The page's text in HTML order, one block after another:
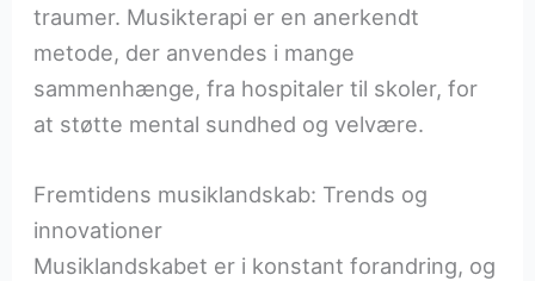
traumer. Musikterapi er en anerkendt
metode, der anvendes i mange
sammenhænge, fra hospitaler til skoler, for
at støtte mental sundhed og velvære.
Fremtidens musiklandskab: Trends og
innovationer
Musiklandskabet er i konstant forandring, og